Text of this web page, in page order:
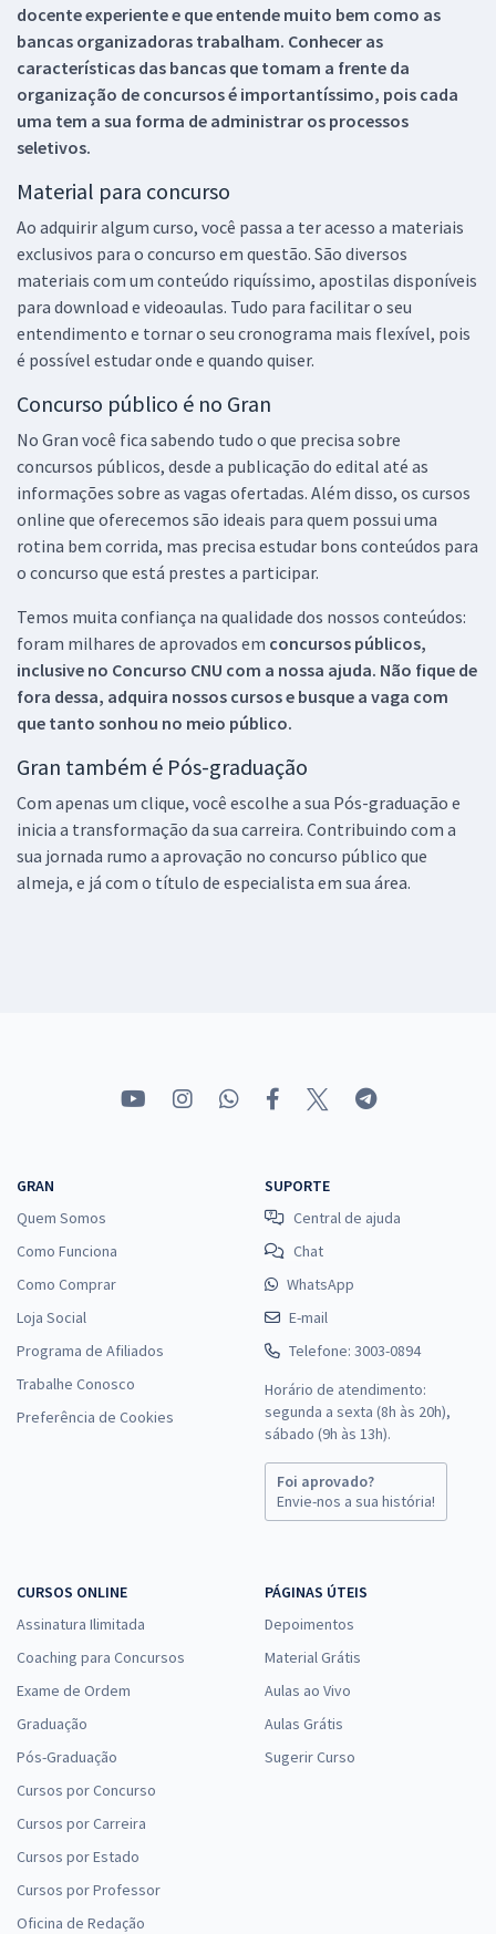
docente experiente e que entende muito bem como as
bancas organizadoras trabalham. Conhecer as
características das bancas que tomam a frente da
organização de concursos é importantíssimo, pois cada
uma tem a sua forma de administrar os processos
seletivos.
Material para concurso
Ao adquirir algum curso, você passa a ter acesso a materiais
exclusivos para o concurso em questão. São diversos
materiais com um conteúdo riquíssimo, apostilas disponíveis
para download e videoaulas. Tudo para facilitar o seu
entendimento e tornar o seu cronograma mais flexível, pois
é possível estudar onde e quando quiser.
Concurso público é no Gran
No Gran você fica sabendo tudo o que precisa sobre
concursos públicos, desde a publicação do edital até as
informações sobre as vagas ofertadas. Além disso, os cursos
online que oferecemos são ideais para quem possui uma
rotina bem corrida, mas precisa estudar bons conteúdos para
o concurso que está prestes a participar.
Temos muita confiança na qualidade dos nossos conteúdos:
foram milhares de aprovados em concursos públicos,
inclusive no Concurso CNU com a nossa ajuda. Não fique de
fora dessa, adquira nossos cursos e busque a vaga com
que tanto sonhou no meio público.
Gran também é Pós-graduação
Com apenas um clique, você escolhe a sua Pós-graduação e
inicia a transformação da sua carreira. Contribuindo com a
sua jornada rumo a aprovação no concurso público que
almeja, e já com o título de especialista em sua área.
GRAN
Quem Somos
Como Funciona
Como Comprar
Loja Social
Programa de Afiliados
Trabalhe Conosco
Preferência de Cookies
SUPORTE
Central de ajuda
Chat
WhatsApp
E-mail
Telefone: 3003-0894
Horário de atendimento:
segunda a sexta (8h às 20h),
sábado (9h às 13h).
Foi aprovado?
Envie-nos a sua história!
CURSOS ONLINE
Assinatura Ilimitada
Coaching para Concursos
Exame de Ordem
Graduação
Pós-Graduação
Cursos por Concurso
Cursos por Carreira
Cursos por Estado
Cursos por Professor
Oficina de Redação
PÁGINAS ÚTEIS
Depoimentos
Material Grátis
Aulas ao Vivo
Aulas Grátis
Sugerir Curso